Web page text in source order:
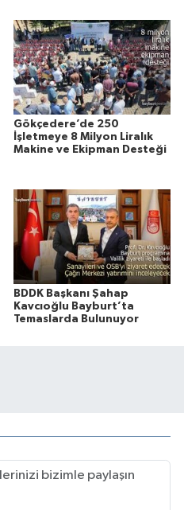
Gökçedere’de 250
İşletmeye 8 Milyon Liralık
Makine ve Ekipman Desteği
BDDK Başkanı Şahap
Kavcıoğlu Bayburt’ta
Temaslarda Bulunuyor